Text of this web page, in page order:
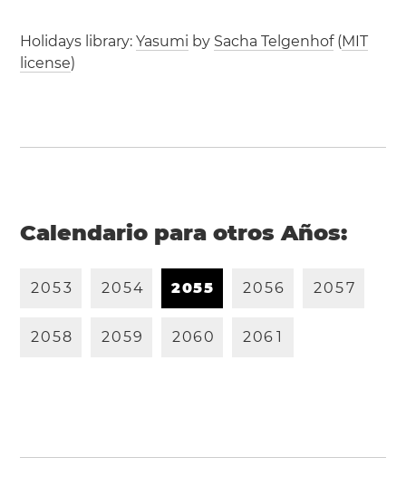
Holidays library:Yasumi by Sacha Telgenhof(MIT
license)
Calendario para otros Años:
2053 2054 2055 2056 2057
2058 2059 2060 206 1